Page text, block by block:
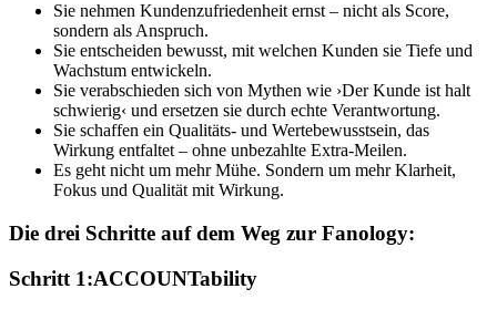
Sie nehmen Kundenzufriedenheit ernst – nicht als Score,
sondern als Anspruch.
Sie entscheiden bewusst, mit welchen Kunden sie Tiefe und
Wachstum entwickeln.
Sie verabschieden sich von Mythen wie ›Der Kunde ist halt
schwierig‹ und ersetzen sie durch echte Verantwortung.
Sie schaffen ein Qualitäts- und Wertebewusstsein, das
Wirkung entfaltet – ohne unbezahlte Extra-Meilen.
Es geht nicht um mehr Mühe. Sondern um mehr Klarheit,
Fokus und Qualität mit Wirkung.
Die drei Schritte auf dem Weg zur Fanology:
Schritt 1:ACCOUNTability